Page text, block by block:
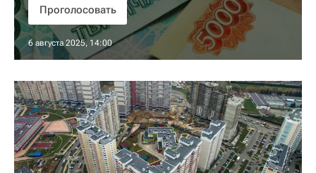
6 августа 2025, 14:00
Проголосовать